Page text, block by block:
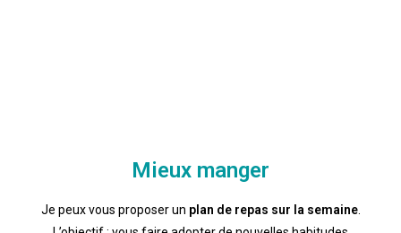
Mieux manger
Je peux vous proposer un plan de repas sur la semaine.